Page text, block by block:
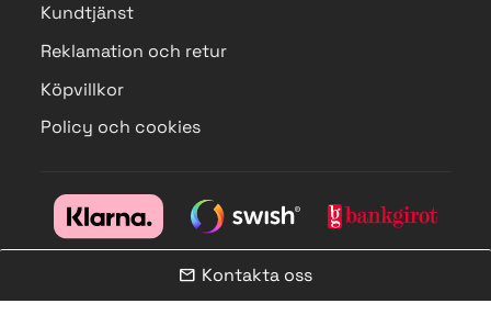
Kundtjänst
Reklamation och retur
Köpvillkor
Policy och cookies
mail Kontakta oss